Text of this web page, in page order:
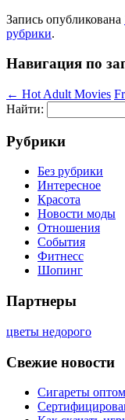
Запись опубликована
рубрики.
Навигация по
← Hot Adult Movies
Найти:
Рубрики
Без рубрики
Интересное
Красота
Новости моды
Отношения
События
Фитнесс
Шопинг
Партнеры
цветы недорого
Свежие новости
Сигареты